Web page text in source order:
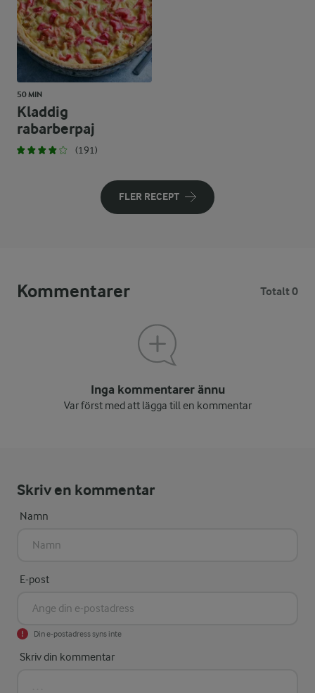
50 MIN
Kladdig
rabarberpaj
(191)
FLER RECEPT
Kommentarer Totalt 0
Inga kommentarer ännu
Var först med att lägga till en kommentar
Skriv en kommentar
Namn
E-post
Din e-postadress syns inte
Skriv din kommentar